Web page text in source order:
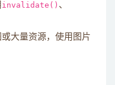
invalidate() 、
大量资源，使用图片